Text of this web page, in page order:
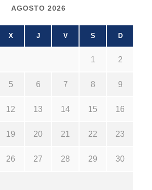
AGOSTO 2026
X J V S D
1 2
5 6 7 8 9
12 13 14 15 16
19 20 21 22 23
26 27 28 29 30